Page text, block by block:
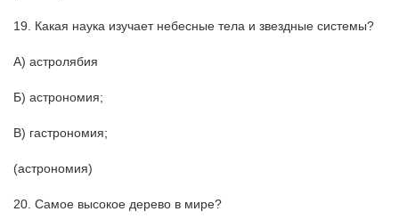
19. Какая наука изучает небесные тела и звездные системы?
А) астролябия
Б) астрономия;
В) гастрономия;
(астрономия)
20. Самое высокое дерево в мире?